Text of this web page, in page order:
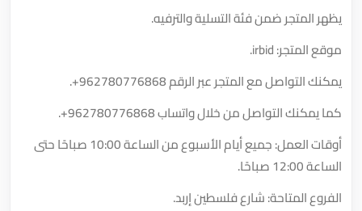
يظهر المتجر ضمن فئة التسلية والترفيه.
موقع المتجر: irbid.
يمكنك التواصل مع المتجر عبر الرقم+962780776868
.
كما يمكنك التواصل من خلال واتساب+962780776868
.
أوقات العمل: جميع أيام الأسبوع من الساعة 10:00 صباحًا حتى
الساعة 12:00 صباحًا.
الفروع المتاحة: شارع فلسطين إربد.